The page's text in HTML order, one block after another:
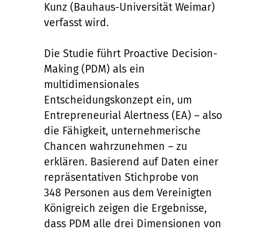
Kunz (Bauhaus-Universität Weimar)
verfasst wird.
Die Studie führt Proactive Decision-
Making (PDM) als ein
multidimensionales
Entscheidungskonzept ein, um
Entrepreneurial Alertness (EA) – also
die Fähigkeit, unternehmerische
Chancen wahrzunehmen – zu
erklären. Basierend auf Daten einer
repräsentativen Stichprobe von
348 Personen aus dem Vereinigten
Königreich zeigen die Ergebnisse,
dass PDM alle drei Dimensionen von